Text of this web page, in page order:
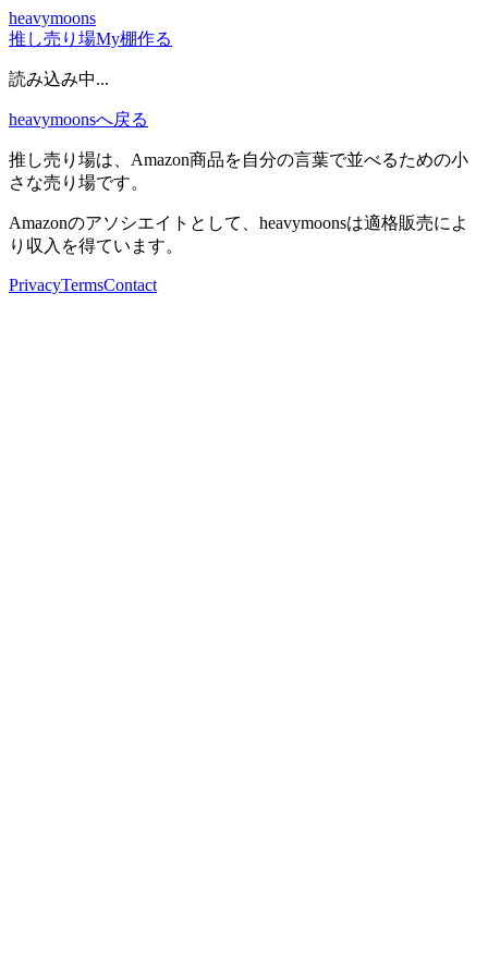
heavymoons
推し売り場My棚作る
読み込み中...
heavymoonsへ戻る
推し売り場は、Amazon商品を自分の言葉で並べるための小
さな売り場です。
Amazonのアソシエイトとして、heavymoonsは適格販売によ
り収入を得ています。
PrivacyTermsContact